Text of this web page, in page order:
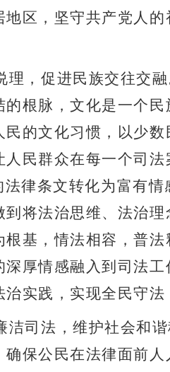
地区，坚守共产党人
理，促进民族交往交
的根脉，文化是一个
民的文化习惯，以少
人民群众在每一个司
法律条文转化为富有
到将法治思维、法治
根基，情法相容，普
深厚情感融入到司法
治实践，实现全民守
洁司法，维护社会和
确保公民在法律面前